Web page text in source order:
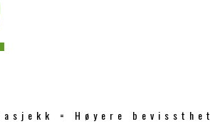
= Høyere bevissthet